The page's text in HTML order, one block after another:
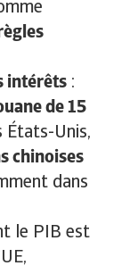
intérêts :
de 15
États-Unis,
chinoises
dans
le PIB est